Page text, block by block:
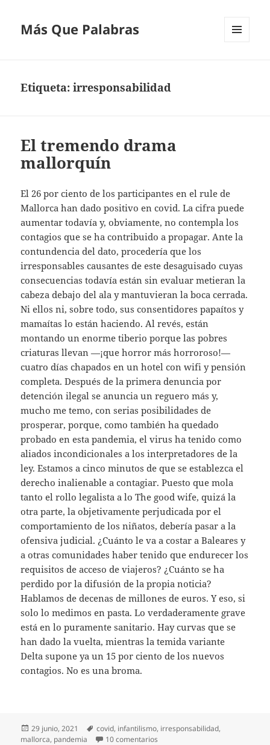
Más Que Palabras
Etiqueta:irresponsabilidad
El tremendo drama
mallorquín
El 26 por ciento de los participantes en el rule de
Mallorca han dado positivo en covid. La cifra puede
aumentar todavía y, obviamente, no contempla los
contagios que se ha contribuido a propagar. Ante la
contundencia del dato, procedería que los
irresponsables causantes de este desaguisado cuyas
consecuencias todavía están sin evaluar metieran la
cabeza debajo del ala y mantuvieran la boca cerrada.
Ni ellos ni, sobre todo, sus consentidores papaítos y
mamaítas lo están haciendo. Al revés, están
montando un enorme tiberio porque las pobres
criaturas llevan —¡que horror más horroroso!—
cuatro días chapados en un hotel con wifi y pensión
completa. Después de la primera denuncia por
detención ilegal se anuncia un reguero más y,
mucho me temo, con serias posibilidades de
prosperar, porque, como también ha quedado
probado en esta pandemia, el virus ha tenido como
aliados incondicionales a los interpretadores de la
ley. Estamos a cinco minutos de que se establezca el
derecho inalienable a contagiar. Puesto que mola
tanto el rollo legalista a lo The good wife, quizá la
otra parte, la objetivamente perjudicada por el
comportamiento de los niñatos, debería pasar a la
ofensiva judicial. ¿Cuánto le va a costar a Baleares y
a otras comunidades haber tenido que endurecer los
requisitos de acceso de viajeros? ¿Cuánto se ha
perdido por la difusión de la propia noticia?
Hablamos de decenas de millones de euros. Y eso, si
solo lo medimos en pasta. Lo verdaderamente grave
está en lo puramente sanitario. Hay curvas que se
han dado la vuelta, mientras la temida variante
Delta supone ya un 15 por ciento de los nuevos
contagios. No es una broma.
Publicado
el
29 junio, 2021 Etiquetas
covid, infantilismo, irresponsabilidad,
mallorca, pandemia 10 comentarios